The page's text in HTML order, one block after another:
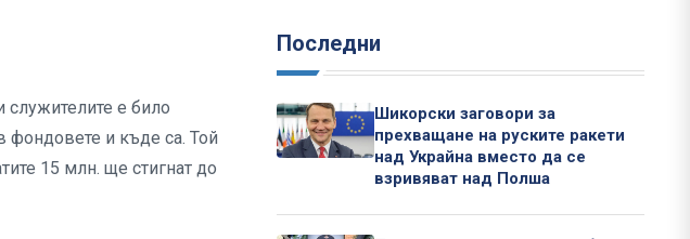
служителите е било
фондовете и къде са. Той
15 млн. ще стигнат до
Последни
Шикорски заговори за
прехващане на руските ракети
над Украйна вместо да се
взривяват над Полша